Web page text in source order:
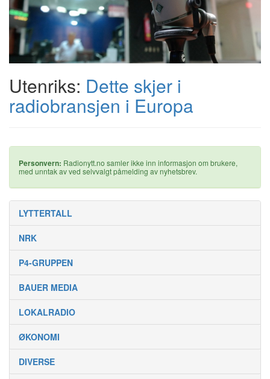
Utenriks: Dette skjer i
radiobransjen i Europa
Personvern: Radionytt.no samler ikke inn informasjon om brukere,
med unntak av ved selvvalgt påmelding av nyhetsbrev.
LYTTERTALL
NRK
P4-GRUPPEN
BAUER MEDIA
LOKALRADIO
ØKONOMI
DIVERSE